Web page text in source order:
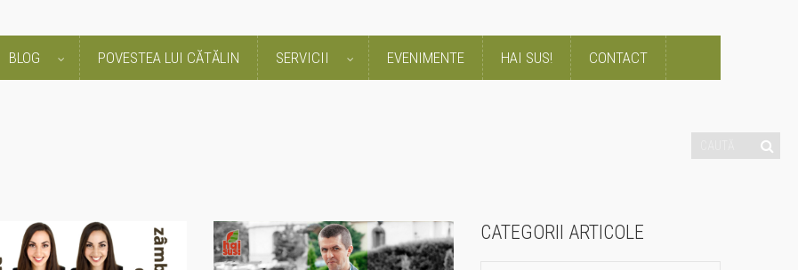
BLOG POVESTEA LUI CĂTĂLIN SERVICII EVENIMENTE HAI SUS! CONTACT
CATEGORII ARTICOLE